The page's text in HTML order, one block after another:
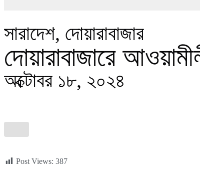
সারাদেশ, দোয়ারাবাজার
দোয়ারাবাজারে
অক্টোবর ১৮, ২০২৪
Post Views: 387